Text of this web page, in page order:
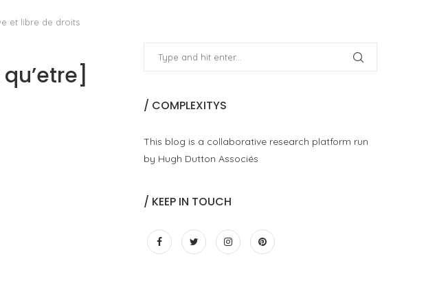
et libre de droits
/ COMPLEXITYS
This blog is a collaborative research platform run
by Hugh Dutton Associés
/ KEEP IN TOUCH